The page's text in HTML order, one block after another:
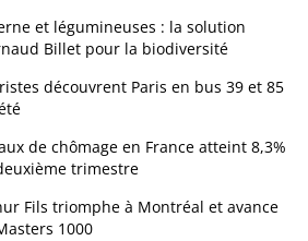
et légumineuses : la solution
Billet pour la biodiversité
découvrent Paris en bus 39 et 85
de chômage en France atteint 8,3%
trimestre
Fils triomphe à Montréal et avance
1000